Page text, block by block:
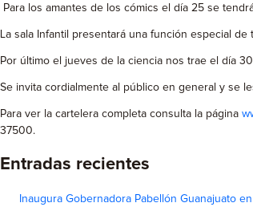
Para los amantes de los cómics el día 25 se
La sala Infantil presentará una función especial
Por último el jueves de la ciencia nos trae el día
Se invita cordialmente al público en general y se
Para ver la cartelera completa consulta la página
37500.
Entradas recientes
Inaugura Gobernadora Pabellón Guanajuato